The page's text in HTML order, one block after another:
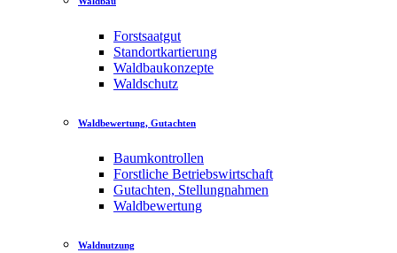
Forstsaatgut
Standortkartierung
Waldbaukonzepte
Waldschutz
Waldbewertung, Gutachten
Baumkontrollen
Forstliche Betriebswirtschaft
Gutachten, Stellungnahmen
Waldbewertung
Waldnutzung